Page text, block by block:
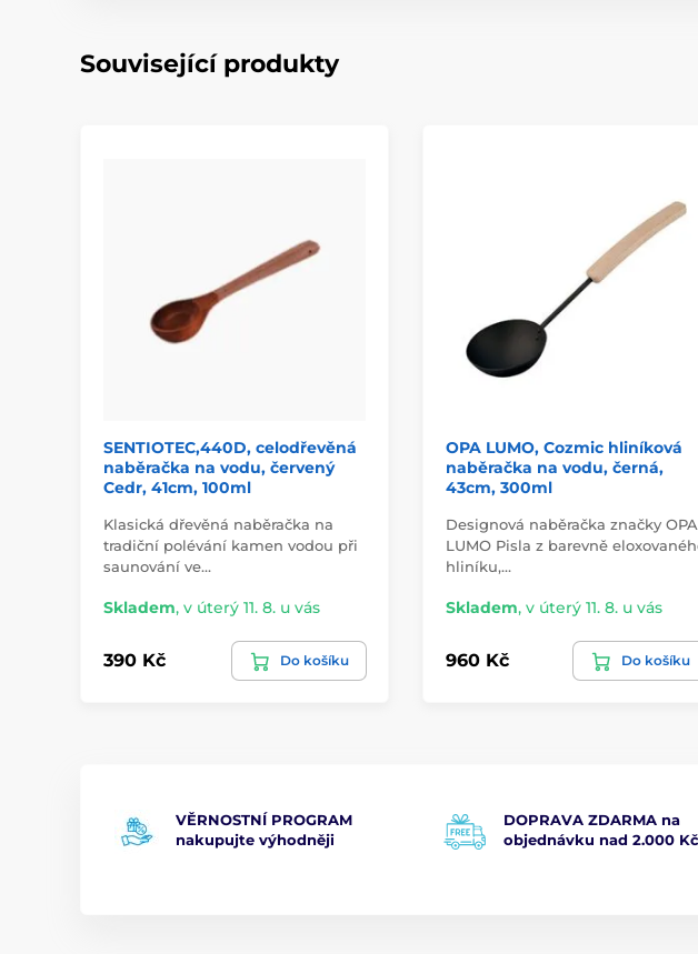
Související produkty
SENTIOTEC,440D, celodřevěná
naběračka na vodu, červený
Cedr, 41cm, 100ml
Klasická dřevěná naběračka na
tradiční polévání kamen vodou při
saunování ve…
Skladem, v úterý 11. 8. u vás
390 Kč Do košíku
OPA LUMO, Cozmic hliníková
naběračka na vodu, černá,
43cm, 300ml
Designová naběračka značky OPA
LUMO Pisla z barevně
hliníku,…
Skladem, v úterý 11. 8. u vás
960 Kč Do košíku
VĚRNOSTNÍ PROGRAM
nakupujte výhodněji
DOPRAVA ZDARMA na
objednávku nad 2.000 Kč